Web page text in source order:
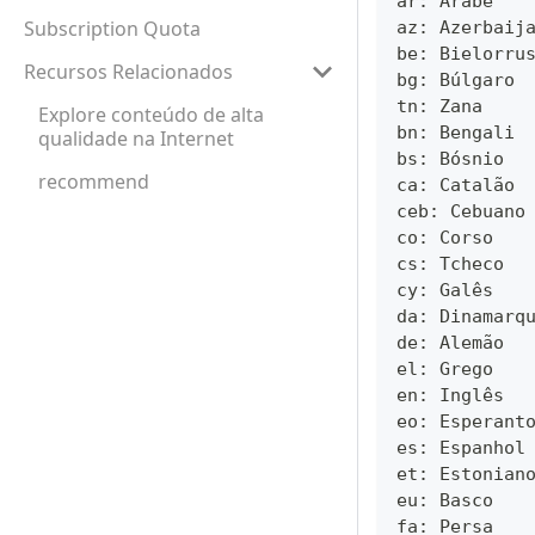
Subscription Quota
Recursos Relacionados
Explore conteúdo de alta
qualidade na Internet
recommend
az:
be:
bg: Búlgaro
tn: Zana
bn: Bengali
bs: Bósnio
ca: Catalão
ceb: Cebuano
co: Corso
cs: Tcheco
cy: Galês
da:
de: Alemão
el: Grego
en: Inglês
eo: Esperanto
es: Espanhol
et: Estoniano
eu: Basco
fa: Persa